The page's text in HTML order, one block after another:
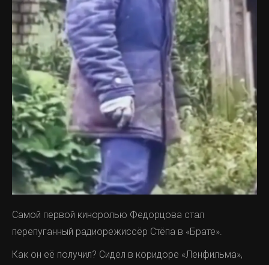
Самой первой киноролью Федорцова стал
перепуганный радиорежиссёр Стёпа в «Брате».
Как он её получил? Сидел в коридоре «Ленфильма»,